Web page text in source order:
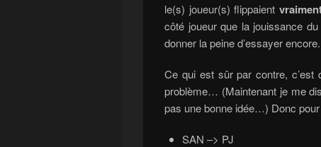
le(s) joueur(s) flippaient
côté joueur que la jouissance
donner la peine d’essayer encore.
Ce qui est sûr par contre,
problème… (Maintenant je me
pas une bonne idée…) Donc
SAN –> PJ